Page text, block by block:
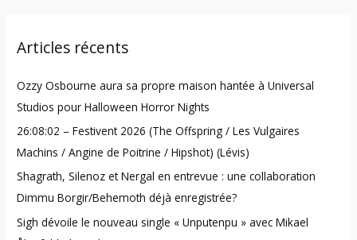
c
f
o
r
:
Articles récents
Ozzy Osbourne aura sa propre maison hantée à Universal
Studios pour Halloween Horror Nights
26:08:02 – Festivent 2026 (The Offspring / Les Vulgaires
Machins / Angine de Poitrine / Hipshot) (Lévis)
Shagrath, Silenoz et Nergal en entrevue : une collaboration
Dimmu Borgir/Behemoth déjà enregistrée?
Sigh dévoile le nouveau single « Unputenpu » avec Mikael